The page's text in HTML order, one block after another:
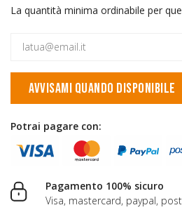
La quantità minima ordinabile per
AVVISAMI QUANDO DISPONIBILE
Potrai pagare con:
Pagamento 100% sicuro
Visa, mastercard, paypal,